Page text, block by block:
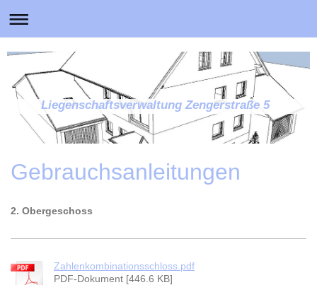
Liegenschaftsverwaltung Zengerstraße 5
Gebrauchsanleitungen
2. Obergeschoss
Zahlenkombinationsschloss.pdf
PDF-Dokument [446.6 KB]